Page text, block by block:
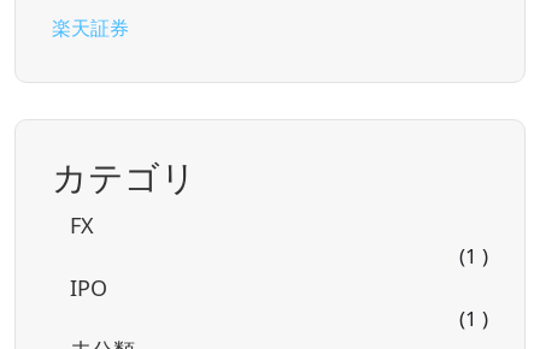
楽天証券
カテゴリ
FX
(1 )
IPO
(1 )